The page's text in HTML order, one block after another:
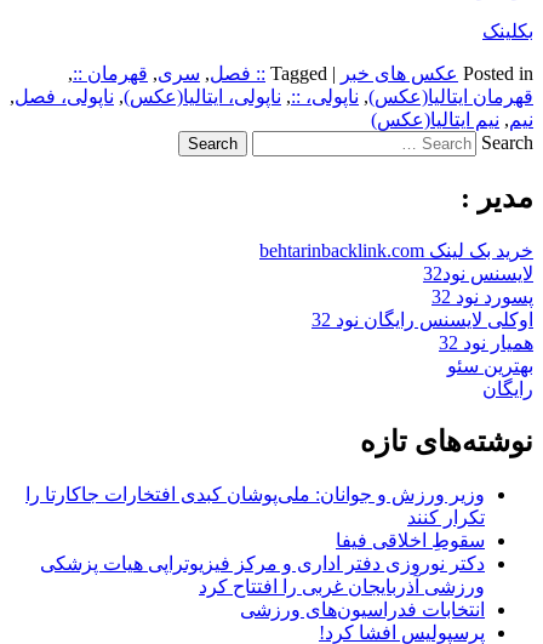
بکلینک
Posted in عکس های خبر |
Tagged :: فصل, سری, قهرمان ::,
قهرمان ایتالیا(عکس), ناپولی، ::, ناپولی، ایتالیا(عکس), ناپولی، فصل,
نیم, نیم ایتالیا(عکس)
Search
مدیر :
خرید بک لینک behtarinbacklink.com
لایسنس نود32
پسورد نود 32
اوکلی لایسنس رایگان نود 32
همیار نود 32
بهترین سئو
رایگان
نوشته‌های تازه
وزیر ورزش و جوانان: ملی‌پوشان کبدی افتخارات جاکارتا را
تکرار کنند
سقوطِ اخلاقی فیفا
دکتر نوروزی دفتر اداری و مرکز فیزیوتراپی هیات پزشکی
ورزشی آذربایجان غربی را افتتاح کرد
انتخابات فدراسیون‌های ورزشی
پرسپولیس افشا کرد!